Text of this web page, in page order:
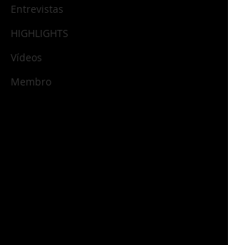
Entrevistas
HIGHLIGHTS
Vídeos
Membro